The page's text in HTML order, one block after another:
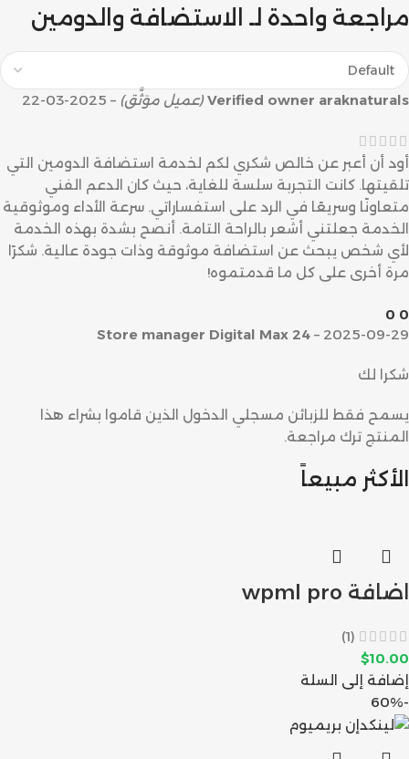
مراجعة واحدة لـ الاستضافة والدومين
Verified owner araknaturals (عميل موَثَّق) –
2025-03-22
أود أن أعبر عن خالص شكري لكم لخدمة استضافة الدومين التي
تلقيتها. كانت التجربة سلسة للغاية، حيث كان الدعم الفني
متعاونًا وسريعًا في الرد على استفساراتي. سرعة الأداء وموثوقية
الخدمة جعلتني أشعر بالراحة التامة. أنصح بشدة بهذه الخدمة
لأي شخص يبحث عن استضافة موثوقة وذات جودة عالية. شكرًا
مرة أخرى على كل ما قدمتموه!
0
0
Store manager Digital Max 24 – 2025-09-29
شكرا لك
يسمح فقط للزبائن مسجلي الدخول الذين قاموا بشراء هذا
المنتج ترك مراجعة.
الأكثر مبيعاً
اضافة wpml pro
(1)
$10.00
إضافة إلى السلة
-60%